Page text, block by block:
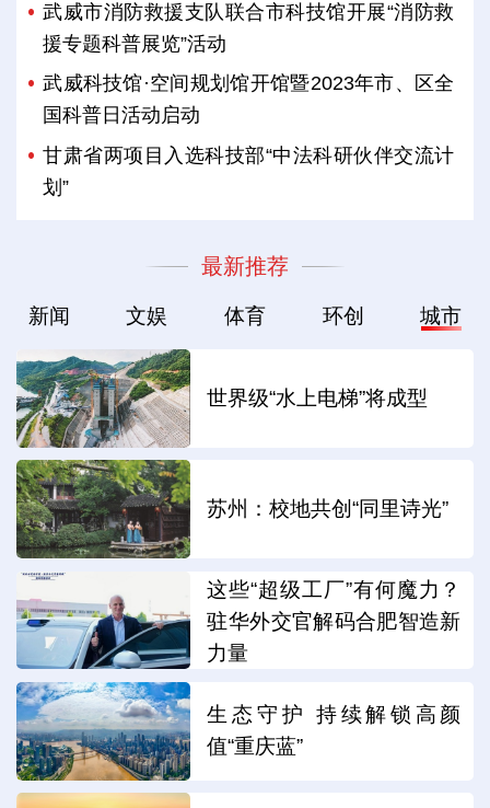
武威市消防救援支队联合市科技馆开展“消防救
援专题科普展览”活动
武威科技馆·空间规划馆开馆暨2023年市、区全
国科普日活动启动
甘肃省两项目入选科技部“中法科研伙伴交流计
划”
最新推荐
新闻 文娱 体育 环创 城市
世界级“水上电梯”将成型
苏州：校地共创“同里诗光”
这些“超级工厂”有何魔力？
驻华外交官解码合肥智造新
力量
生态守护 持续解锁高颜
值“重庆蓝”